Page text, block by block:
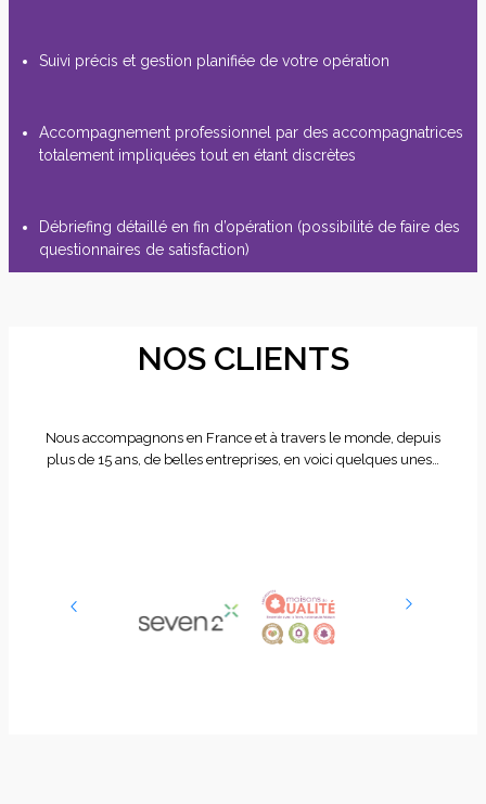
Suivi précis et gestion planifiée de votre opération
Accompagnement professionnel par des accompagnatrices
totalement impliquées tout en étant discrètes
Débriefing détaillé en fin d’opération (possibilité de faire des
questionnaires de satisfaction)
NOS CLIENTS
Nous accompagnons en France et à travers le monde, depuis
plus de 15 ans, de belles entreprises, en voici quelques unes…